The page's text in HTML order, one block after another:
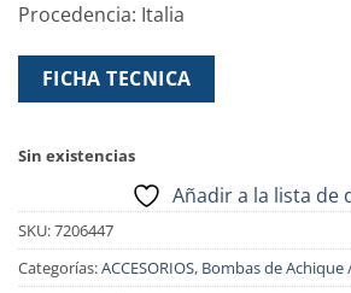
Procedencia: Italia
FICHA TECNICA
Sin existencias
Añadir a la lista de
SKU:7206447
Categorías:ACCESORIOS, Bombas de Achique